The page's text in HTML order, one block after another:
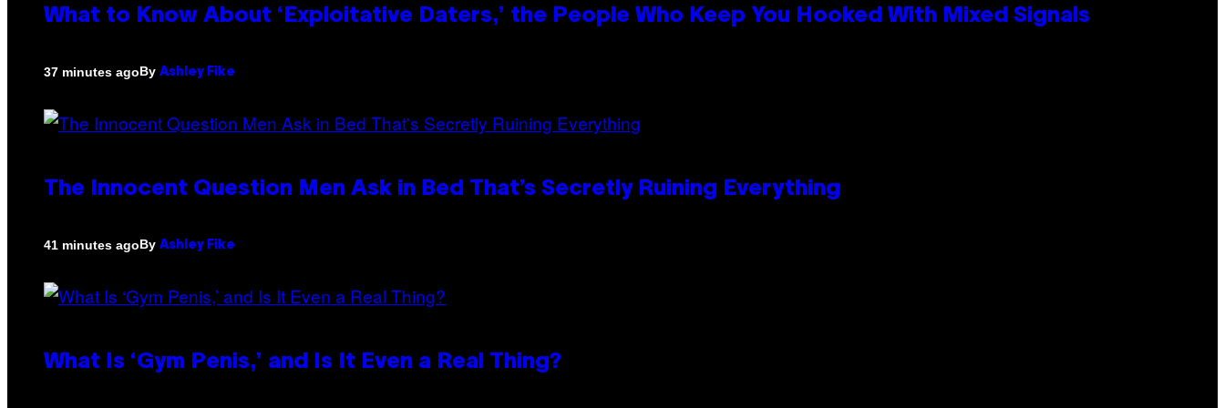
What to Know About ‘Exploitative Daters,’ the People Who Keep You Hooked With Mixed Signals
37 minutes agoBy Ashley Fike
The Innocent Question Men Ask in Bed That’s Secretly Ruining Everything
41 minutes agoBy Ashley Fike
What Is ‘Gym Penis,’ and Is It Even a Real Thing?